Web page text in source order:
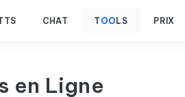
CHAT T OO LS PRIX
en Ligne